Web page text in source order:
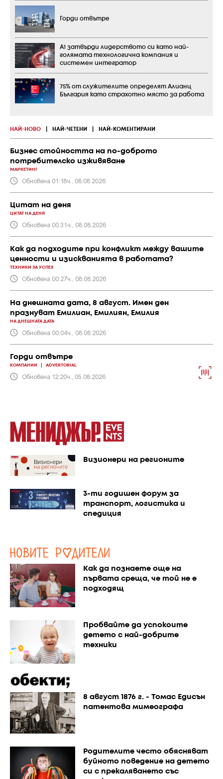
НАЙ-НОВО НАЙ-ЧЕТЕНИ НАЙ-КОМЕНТИРАНИ
Бизнес стойността на по-доброто
потребителско изживяване
МАРКЕТИНГ
Обновена 01:18ч., 08.08.2026
Цитат на деня
ЦИТАТ НА ДЕНЯ
Обновена 00:31ч., 08.08.2026
Как да подходите при конфликт между вашите
ценности и изискванията в работата?
ТЕХНИКИ ЗА УСПЕХ
Обновена 00:27ч., 08.08.2026
На днешната дата, 8 август. Имен ден
празнуват Емилиан, Емилиян, Емилия
НА ДНЕШНАТА ДАТА
Обновена 00:04ч., 08.08.2026
Горди отвътре
КОМПАНИИ ADVERTORIAL
Обновена 12:20ч., 05.08.2026
Горди отвътре
А1 затвърди лидерството си като най-
голямата технологична компания и
системен интегратор
75% от служителите определят Алианц
България като страхотно място за работа
Визионери на регионите
3-ти годишен форум за
транспорт, логистика и
спедиция
Как да познаете още на
първата среща, че той не е
подходящ
Пробвайте да успокоите
детето с най-добрите
техники
8 август 1876 г. - Томас Едисън
патентова мимеографа
Родителите често обясняват
буйното поведение на детето
си с прекаляването със